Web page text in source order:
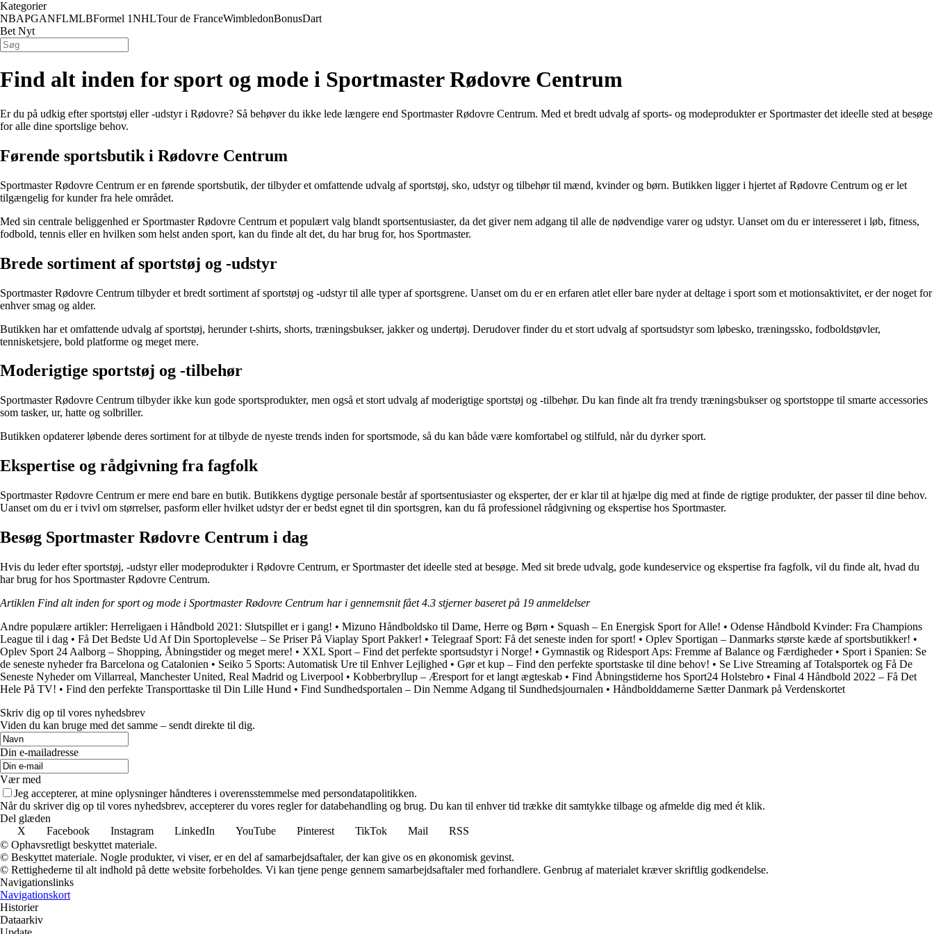
Kategorier
NBAPGANFLMLBFormel 1NHLTour de FranceWimbledonBonusDart
Bet Nyt
Find alt inden for sport og mode i Sportmaster Rødovre Centrum
Er du på udkig efter sportstøj eller -udstyr i Rødovre? Så behøver du ikke lede længere end Sportmaster Rødovre Centrum. Med et bredt udvalg af sports- og modeprodukter er Sportmaster det ideelle sted at besøge
for alle dine sportslige behov.
Førende sportsbutik i Rødovre Centrum
Sportmaster Rødovre Centrum er en førende sportsbutik, der tilbyder et omfattende udvalg af sportstøj, sko, udstyr og tilbehør til mænd, kvinder og børn. Butikken ligger i hjertet af Rødovre Centrum og er let
tilgængelig for kunder fra hele området.
Med sin centrale beliggenhed er Sportmaster Rødovre Centrum et populært valg blandt sportsentusiaster, da det giver nem adgang til alle de nødvendige varer og udstyr. Uanset om du er interesseret i løb, fitness,
fodbold, tennis eller en hvilken som helst anden sport, kan du finde alt det, du har brug for, hos Sportmaster.
Brede sortiment af sportstøj og -udstyr
Sportmaster Rødovre Centrum tilbyder et bredt sortiment af sportstøj og -udstyr til alle typer af sportsgrene. Uanset om du er en erfaren atlet eller bare nyder at deltage i sport som et motionsaktivitet, er der noget for
enhver smag og alder.
Butikken har et omfattende udvalg af sportstøj, herunder t-shirts, shorts, træningsbukser, jakker og undertøj. Derudover finder du et stort udvalg af sportsudstyr som løbesko, træningssko, fodboldstøvler,
tennisketsjere, bold platforme og meget mere.
Moderigtige sportstøj og -tilbehør
Sportmaster Rødovre Centrum tilbyder ikke kun gode sportsprodukter, men også et stort udvalg af moderigtige sportstøj og -tilbehør. Du kan finde alt fra trendy træningsbukser og sportstoppe til smarte accessories
som tasker, ur, hatte og solbriller.
Butikken opdaterer løbende deres sortiment for at tilbyde de nyeste trends inden for sportsmode, så du kan både være komfortabel og stilfuld, når du dyrker sport.
Ekspertise og rådgivning fra fagfolk
Sportmaster Rødovre Centrum er mere end bare en butik. Butikkens dygtige personale består af sportsentusiaster og eksperter, der er klar til at hjælpe dig med at finde de rigtige produkter, der passer til dine behov.
Uanset om du er i tvivl om størrelser, pasform eller hvilket udstyr der er bedst egnet til din sportsgren, kan du få professionel rådgivning og ekspertise hos Sportmaster.
Besøg Sportmaster Rødovre Centrum i dag
Hvis du leder efter sportstøj, -udstyr eller modeprodukter i Rødovre Centrum, er Sportmaster det ideelle sted at besøge. Med sit brede udvalg, gode kundeservice og ekspertise fra fagfolk, vil du finde alt, hvad du
har brug for hos Sportmaster Rødovre Centrum.
Artiklen Find alt inden for sport og mode i Sportmaster Rødovre Centrum har i gennemsnit fået4.3 stjerner baseret på 19 anmeldelser
Andre populære artikler: Herreligaen i Håndbold 2021: Slutspillet er i gang! • Mizuno Håndboldsko til Dame, Herre og Børn • Squash – En Energisk Sport for Alle! • Odense Håndbold Kvinder: Fra Champions
League til i dag • Få Det Bedste Ud Af Din Sportoplevelse – Se Priser På Viaplay Sport Pakker! • Telegraaf Sport: Få det seneste inden for sport! • Oplev Sportigan – Danmarks største kæde af sportsbutikker! •
Oplev Sport 24 Aalborg – Shopping, Åbningstider og meget mere! • XXL Sport – Find det perfekte sportsudstyr i Norge! • Gymnastik og Ridesport Aps: Fremme af Balance og Færdigheder• Sport i Spanien: Se
de seneste nyheder fra Barcelona og Catalonien • Seiko 5 Sports: Automatisk Ure til Enhver Lejlighed • Gør et kup – Find den perfekte sportstaske til dine behov! • Se Live Streaming af Totalsportek og Få De
Seneste Nyheder om Villarreal, Manchester United, Real Madrid og Liverpool • Kobberbryllup – Æresport for et langt ægteskab • Find Åbningstiderne hos Sport24 Holstebro • Final 4 Håndbold 2022 – Få Det
Hele På TV! • Find den perfekte Transporttaske til Din Lille Hund • Find Sundhedsportalen – Din Nemme Adgang til Sundhedsjournalen • Håndbolddamerne Sætter Danmark på Verdenskortet
Skriv dig op til vores nyhedsbrev
Viden du kan bruge med det samme – sendt direkte til dig.
Din e-mailadresse
Vær med
Jeg accepterer, at mine oplysninger håndteres i overensstemmelse med persondatapolitikken.
Når du skriver dig op til vores nyhedsbrev, accepterer du vores regler for databehandling og brug. Du kan til enhver tid trække dit samtykke tilbage og afmelde dig med ét klik.
Del glæden
X
Facebook Instagram LinkedIn YouTube Pinterest TikTok Mail
RSS
© Ophavsretligt beskyttet materiale.
© Beskyttet materiale. Nogle produkter, vi viser, er en del af samarbejdsaftaler, der kan give os en økonomisk gevinst.
© Rettighederne til alt indhold på dette website forbeholdes. Vi kan tjene penge gennem samarbejdsaftaler med forhandlere. Genbrug af materialet kræver skriftlig godkendelse.
Navigationslinks
Navigationskort
Historier
Dataarkiv